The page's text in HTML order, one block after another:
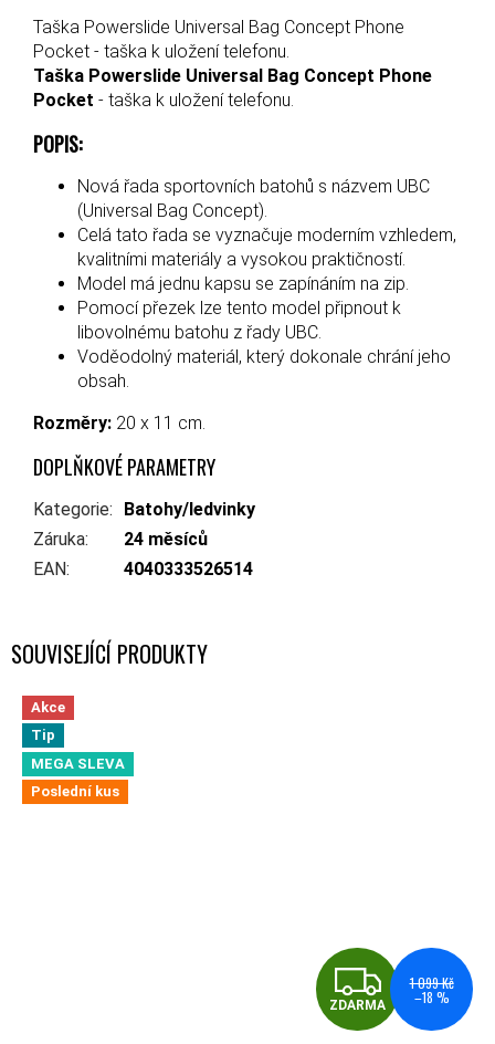
SOUVISEJÍCÍ PRODUKTY
Akce
Tip
MEGA SLEVA
Poslední kus
ZDARMA
1 099 Kč
–18 %
Taška Powerslide Universal Bag Concept Phone
Pocket - taška k uložení telefonu.
Taška Powerslide Universal Bag Concept Phone
Pocket - taška k uložení telefonu.
POPIS:
Nová řada sportovních batohů s názvem UBC
(Universal Bag Concept).
Celá tato řada se vyznačuje moderním vzhledem,
kvalitními materiály a vysokou praktičností.
Model má jednu kapsu se zapínáním na zip.
Pomocí přezek lze tento model připnout k
libovolnému batohu z řady UBC.
Voděodolný materiál, který dokonale chrání jeho
obsah.
Rozměry: 20 x 11 cm.
DOPLŇKOVÉ PARAMETRY
Kategorie:
Batohy/ledvinky
Záruka:
24 měsíců
EAN: 4040333526514